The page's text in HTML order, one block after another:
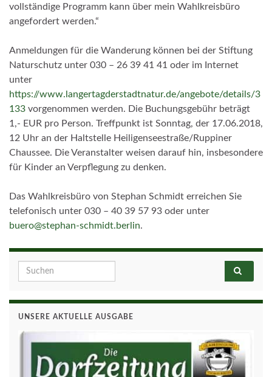
vollständige Programm kann über mein Wahlkreisbüro
angefordert werden.“
Anmeldungen für die Wanderung können bei der Stiftung
Naturschutz unter 030 – 26 39 41 41 oder im Internet
unter
https://www.langertagderstadtnatur.de/angebote/details/3
133 vorgenommen werden. Die Buchungsgebühr beträgt
1,- EUR pro Person. Treffpunkt ist Sonntag, der 17.06.2018,
12 Uhr an der Haltstelle Heiligenseestraße/Ruppiner
Chaussee. Die Veranstalter weisen darauf hin, insbesondere
für Kinder an Verpflegung zu denken.
Das Wahlkreisbüro von Stephan Schmidt erreichen Sie
telefonisch unter 030 – 40 39 57 93 oder unter
buero@stephan-schmidt.berlin.
Search for:
UNSERE AKTUELLE AUSGABE